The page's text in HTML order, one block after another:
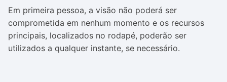
Em primeira pessoa, a visão não poderá ser
comprometida em nenhum momento e os recursos
principais, localizados no rodapé, poderão ser
utilizados a qualquer instante, se necessário.